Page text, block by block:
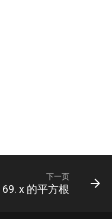
下一页
69. x 的平方根